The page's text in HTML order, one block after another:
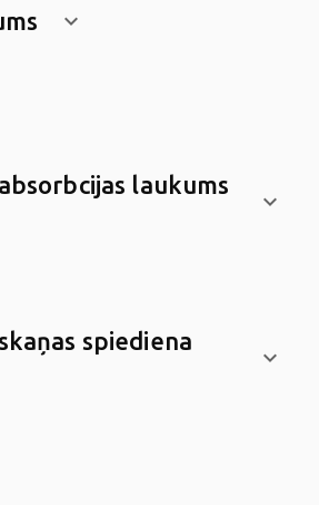
keyboard_arrow_down
laukums
keyboard_arrow_down
spiediena
keyboard_arrow_down